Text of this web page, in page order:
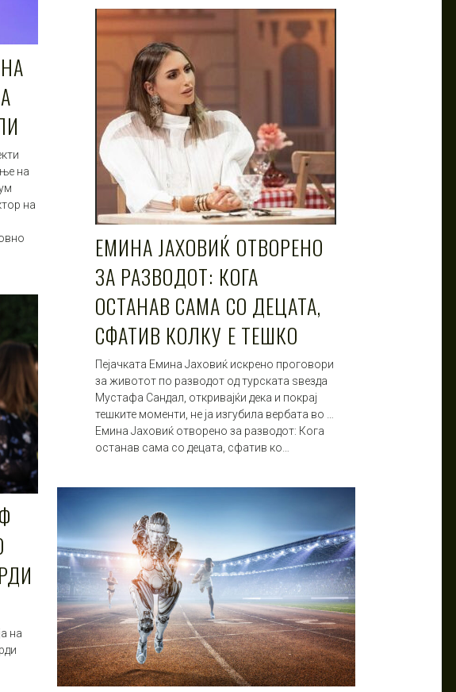
на
на
ЕМИНА ЈАХОВИЌ ОТВОРЕНО
ЗА РАЗВОДОТ: КОГА
ОСТАНАВ САМА СО ДЕЦАТА,
СФАТИВ КОЛКУ Е ТЕШКО
Пејачката Емина Јаховиќ искрено проговори
за животот по разводот од турската ѕвезда
Мустафа Сандал, откривајќи дека и покрај
тешките моменти, не ја изгубила вербата во …
Емина Јаховиќ отворено за разводот: Кога
останав сама со децата, сфатив ко…
на